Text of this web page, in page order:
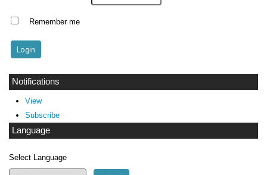
Remember me
Notifications
View
Subscribe
Language
Select Language